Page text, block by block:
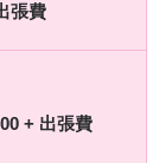
張費
+ 出張費